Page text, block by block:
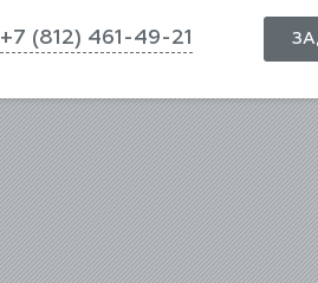
+7 (812) 461-49-21